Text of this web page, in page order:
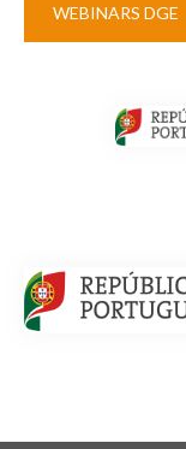
WEBINARS DGE